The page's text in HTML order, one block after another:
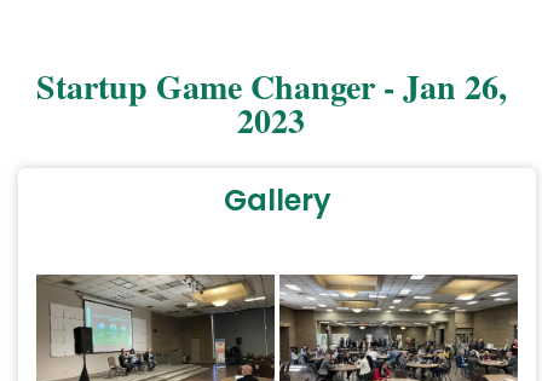
Startup Game Changer - Jan 26,
2023
Gallery